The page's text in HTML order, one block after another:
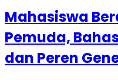
Mahasiswa
Pemuda,
dan Peren